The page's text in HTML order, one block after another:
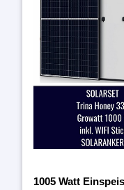
1005 Watt